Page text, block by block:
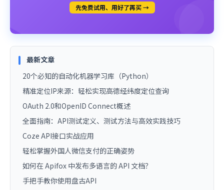
先免费试用、用好了再买 →
最新文章
20个必知的自动化机器学习库（Python）
精准定位IP来源：轻松实现高德经纬度定位查询
OAuth 2.0和OpenID Connect概述
全面指南：API测试定义、测试方法与高效实践技巧
Coze API接口实战应用
轻松掌握外国人微信支付的正确姿势
如何在 Apifox 中发布多语言的 API 文档？
手把手教你使用盘古API